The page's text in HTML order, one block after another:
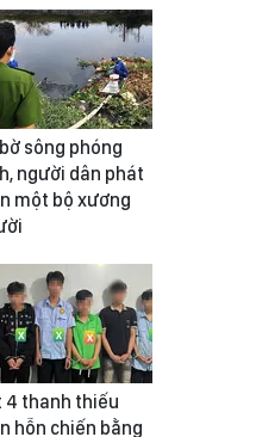
sông phóng
người dân phát
một bộ xương
4 thanh thiếu
hỗn chiến bằng